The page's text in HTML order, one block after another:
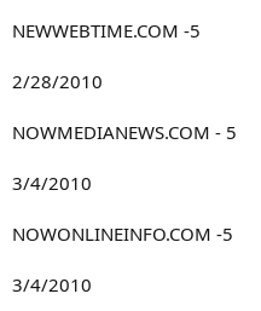
NEWWEBTIME.COM -5
2/28/2010
NOWMEDIANEWS.COM - 5
3/4/2010
NOWONLINEINFO.COM -5
3/4/2010